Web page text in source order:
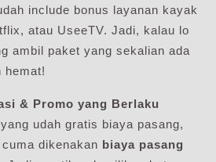
include bonus layanan kayak
atau UseeTV. Jadi, kalau lo
ambil paket yang sekalian ada
hemat!
& Promo yang Berlaku
udah gratis biaya pasang,
dikenakan biaya pasang